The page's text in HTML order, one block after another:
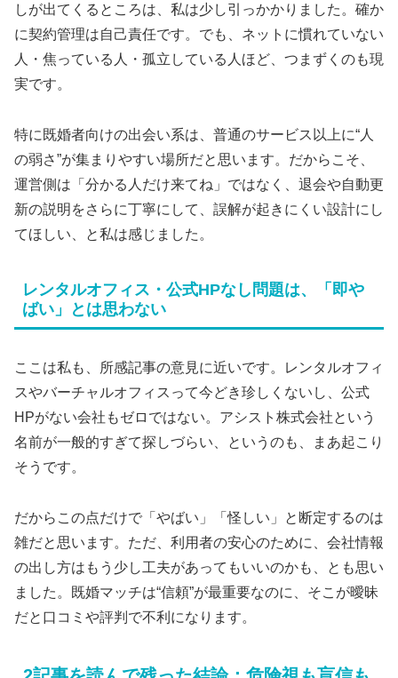
しが出てくるところは、私は少し引っかかりました。確か
に契約管理は自己責任です。でも、ネットに慣れていない
人・焦っている人・孤立している人ほど、つまずくのも現
実です。
特に既婚者向けの出会い系は、普通のサービス以上に“人
の弱さ”が集まりやすい場所だと思います。だからこそ、
運営側は「分かる人だけ来てね」ではなく、退会や自動更
新の説明をさらに丁寧にして、誤解が起きにくい設計にし
てほしい、と私は感じました。
レンタルオフィス・公式HPなし問題は、「即や
ばい」とは思わない
ここは私も、所感記事の意見に近いです。レンタルオフィ
スやバーチャルオフィスって今どき珍しくないし、公式
HPがない会社もゼロではない。アシスト株式会社という
名前が一般的すぎて探しづらい、というのも、まあ起こり
そうです。
だからこの点だけで「やばい」「怪しい」と断定するのは
雑だと思います。ただ、利用者の安心のために、会社情報
の出し方はもう少し工夫があってもいいのかも、とも思い
ました。既婚マッチは“信頼”が最重要なのに、そこが曖昧
だと口コミや評判で不利になります。